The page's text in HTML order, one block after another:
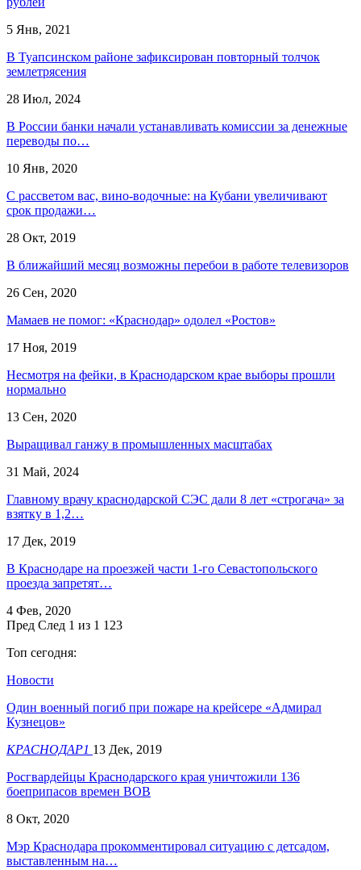
5 Янв, 2021
В Туапсинском районе зафиксирован повторный толчок
землетрясения
28 Июл, 2024
В России банки начали устанавливать комиссии за денежные
переводы по…
10 Янв, 2020
С рассветом вас, вино-водочные: на Кубани увеличивают
срок продажи…
28 Окт, 2019
В ближайший месяц возможны перебои в работе телевизоров
26 Сен, 2020
Мамаев не помог: «Краснодар» одолел «Ростов»
17 Ноя, 2019
Несмотря на фейки, в Краснодарском крае выборы прошли
нормально
13 Сен, 2020
Выращивал ганжу в промышленных масштабах
31 Май, 2024
Главному врачу краснодарской СЭС дали 8 лет «строгача» за
взятку в 1,2…
17 Дек, 2019
В Краснодаре на проезжей части 1-го Севастопольского
проезда запретят…
4 Фев, 2020
Пред След 1 из 1 123
Топ сегодня:
Новости
Один военный погиб при пожаре на крейсере «Адмирал
Кузнецов»
КРАСНОДАР1 13 Дек, 2019
Росгвардейцы Краснодарского края уничтожили 136
боеприпасов времен ВОВ
8 Окт, 2020
Мэр Краснодара прокомментировал ситуацию с детсадом,
выставленным на…